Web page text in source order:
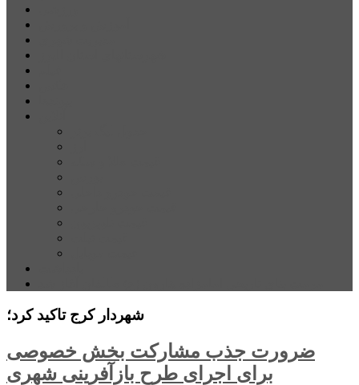
شهردار کرج تاکید کرد؛
ضرورت جذب مشارکت بخش خصوصی
برای اجرای طرح بازآفرینی شهری